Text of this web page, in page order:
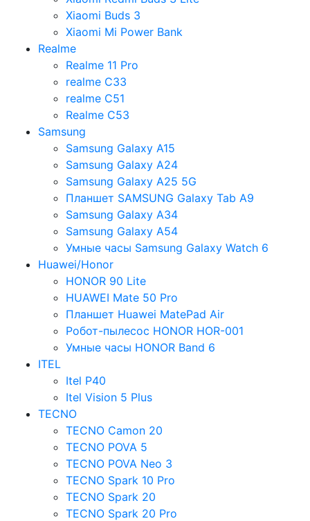
Xiaomi Buds 3
Xiaomi Mi Power Bank
Realme
Realme 11 Pro
realme C33
realme C51
Realme C53
Samsung
Samsung Galaxy A15
Samsung Galaxy A24
Samsung Galaxy A25 5G
Планшет SAMSUNG Galaxy Tab A9
Samsung Galaxy A34
Samsung Galaxy A54
Умные часы Samsung Galaxy Watch 6
Huawei/Honor
HONOR 90 Lite
HUAWEI Mate 50 Pro
Планшет Huawei MatePad Air
Робот-пылесос HONOR HOR-001
Умные часы HONOR Band 6
ITEL
Itel P40
Itel Vision 5 Plus
TECNO
TECNO Camon 20
TECNO POVA 5
TECNO POVA Neo 3
TECNO Spark 10 Pro
TECNO Spark 20
TECNO Spark 20 Pro